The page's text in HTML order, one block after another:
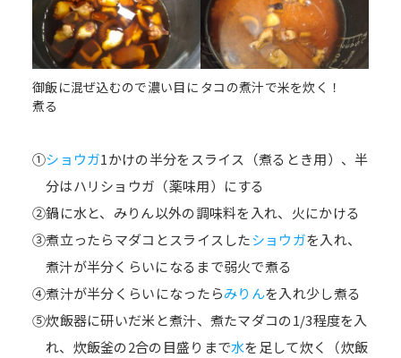
御飯に混ぜ込むので濃い目に
煮る
タコの煮汁で米を炊く！
①ショウガ1かけの半分をスライス（煮るとき用）、半
分はハリショウガ（薬味用）にする
②鍋に水と、みりん以外の調味料を入れ、火にかける
③煮立ったらマダコとスライスしたショウガを入れ、
煮汁が半分くらいになるまで弱火で煮る
④煮汁が半分くらいになったらみりんを入れ少し煮る
⑤炊飯器に研いだ米と煮汁、煮たマダコの1/3程度を入
れ、炊飯釜の2合の目盛りまで水を足して炊く（炊飯